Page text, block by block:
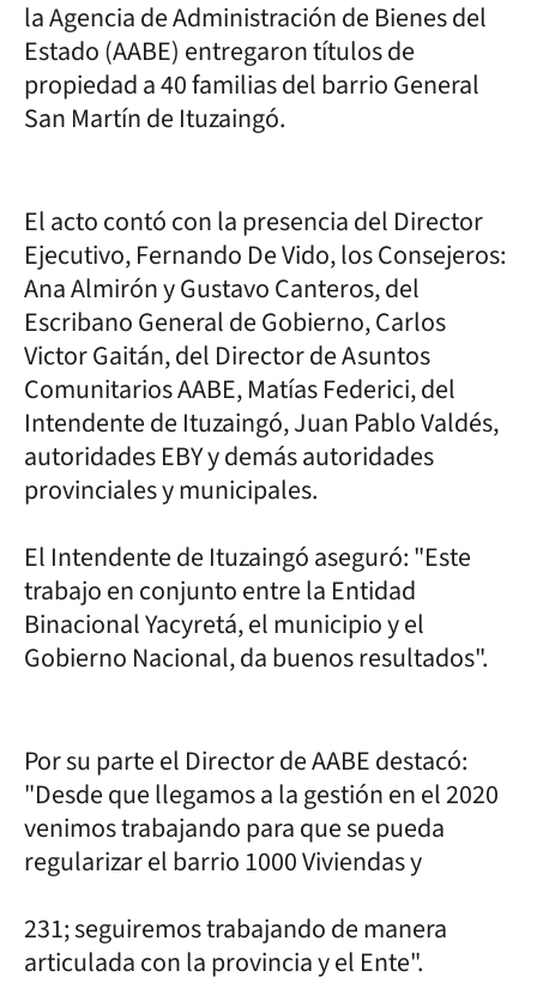
la Agencia de Administración de Bienes del
Estado (AABE) entregaron títulos de
propiedad a 40 familias del barrio General
San Martín de Ituzaingó.
El acto contó con la presencia del Director
Ejecutivo, Fernando De Vido, los Consejeros:
Ana Almirón y Gustavo Canteros, del
Escribano General de Gobierno, Carlos
Victor Gaitán, del Director de Asuntos
Comunitarios AABE, Matías Federici, del
Intendente de Ituzaingó, Juan Pablo Valdés,
autoridades EBY y demás autoridades
provinciales y municipales.
El Intendente de Ituzaingó aseguró: "Este
trabajo en conjunto entre la Entidad
Binacional Yacyretá, el municipio y el
Gobierno Nacional, da buenos resultados".
Por su parte el Director de AABE destacó:
"Desde que llegamos a la gestión en el 2020
venimos trabajando para que se pueda
regularizar el barrio 1000 Viviendas y
231; seguiremos trabajando de manera
articulada con la provincia y el Ente".